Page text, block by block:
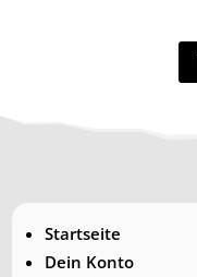
Startseite
Dein Konto